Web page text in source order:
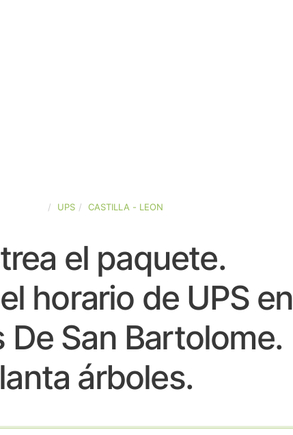
UPS CASTILLA - LEON
el paquete.
horario de UPS en
De San Bartolome.
árboles.